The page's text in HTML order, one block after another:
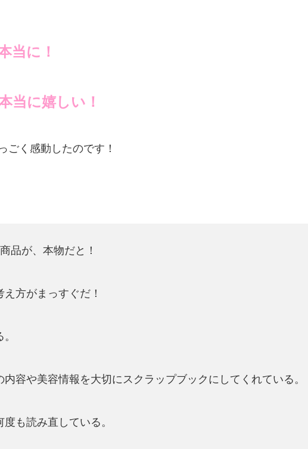
当に！
当に嬉しい！
ごく感動したのです！
品が、本物だと！
え方がまっすぐだ！
内容や美容情報を大切にスクラップブックにしてくれている。
も読み直している。